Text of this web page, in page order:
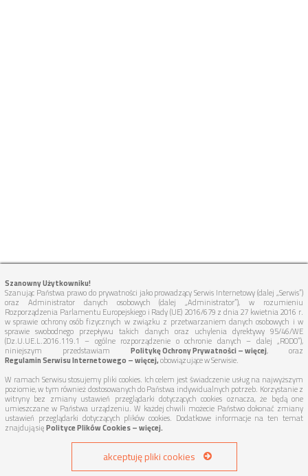
Szanowny Użytkowniku!
Szanując Państwa prawo do prywatności jako prowadzący Serwis Internetowy (dalej „Serwis”)
oraz Administrator danych osobowych (dalej „Administrator”), w rozumieniu
Rozporządzenia Parlamentu Europejskiego i Rady (UE) 2016/679 z dnia 27 kwietnia 2016 r.
w sprawie ochrony osób fizycznych w związku z przetwarzaniem danych osobowych i w
sprawie swobodnego przepływu takich danych oraz uchylenia dyrektywy 95/46/WE
(Dz.U.UE.L.2016.119.1 – ogólne rozporządzenie o ochronie danych – dalej „RODO”),
niniejszym przedstawiam Politykę Ochrony Prywatności – więcej, oraz
Regulamin Serwisu Internetowego – więcej,obowiązujące w Serwisie.
W ramach Serwisu stosujemy pliki cookies. Ich celem jest świadczenie usług na najwyższym
poziomie, w tym również dostosowanych do Państwa indywidualnych potrzeb. Korzystanie z
witryny bez zmiany ustawień przeglądarki dotyczących cookies oznacza, że będą one
umieszczane w Państwa urządzeniu. W każdej chwili możecie Państwo dokonać zmiany
ustawień przeglądarki dotyczących plików cookies. Dodatkowe informacje na ten temat
znajdują sięPolityce Plików Cookies – więcej.
akceptuję pliki cookies